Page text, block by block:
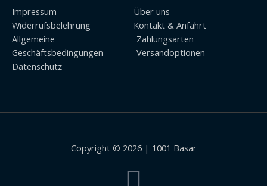
Impressum
Widerrufsbelehrung
Allgemeine
Geschäftsbedingungen
Datenschutz
Über uns
Kontakt & Anfahrt
Zahlungsarten
Versandoptionen
Copyright © 2026 | 1001 Basar